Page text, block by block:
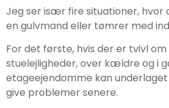
Jeg ser især fire situationer, hvor
en gulvmand eller tømrer med
For det første, hvis der er tvivl om
stuelejligheder, over kældre og i
etageejendomme kan
give problemer senere.